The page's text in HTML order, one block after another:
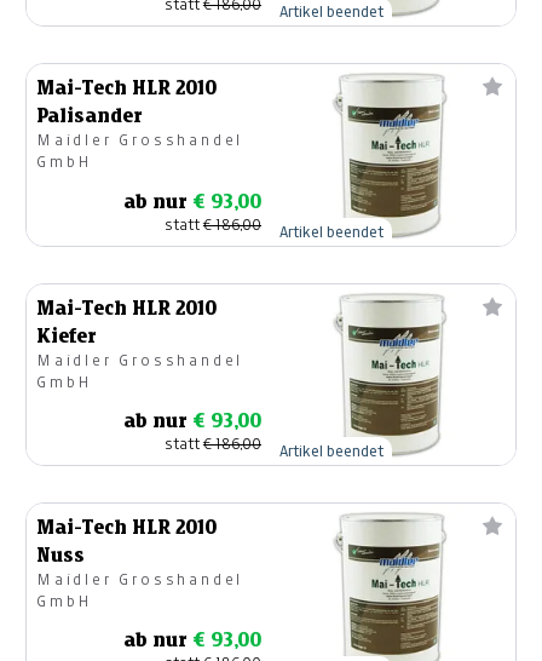
statt€ 186,00 Artikel beendet
Mai-Tech HLR 2010
Palisander
Maidler Grosshandel
GmbH
ab nur € 93,00
statt€ 186,00 Artikel beendet
Mai-Tech HLR 2010
Kiefer
Maidler Grosshandel
GmbH
ab nur € 93,00
statt€ 186,00 Artikel beendet
Mai-Tech HLR 2010
Nuss
Maidler Grosshandel
GmbH
ab nur € 93,00